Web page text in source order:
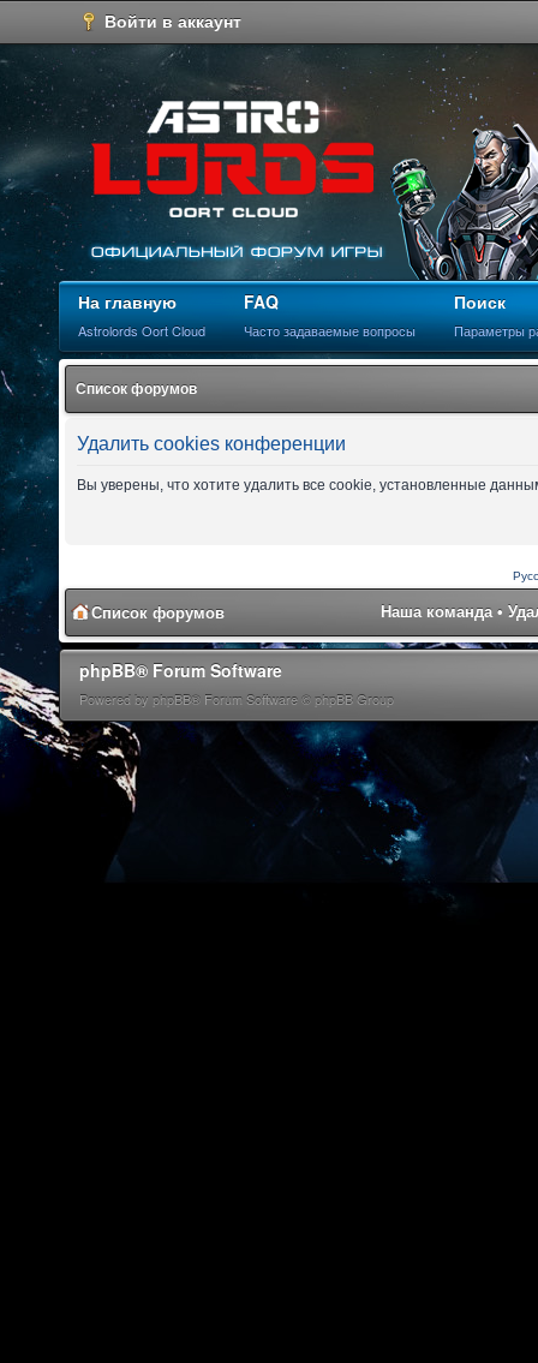
Войти в аккаунт
На главную
Astrolords Oort Cloud
FAQ
Часто задаваемые вопросы
Поиск
Параметры
Список форумов
Удалить cookies конференции
Вы уверены, что хотите удалить все cookie, установленные
Список форумов Наша команда•
phpBB® Forum Software
Powered by phpBB® Forum Software © phpBB Group